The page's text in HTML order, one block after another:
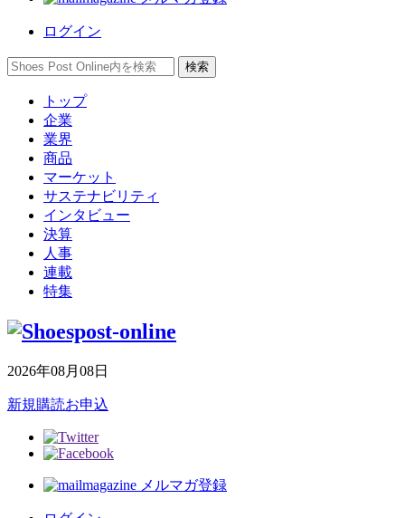
ログイン
トップ
企業
業界
商品
マーケット
サステナビリティ
インタビュー
決算
人事
連載
特集
2026年08月08日
新規購読お申込
メルマガ登録